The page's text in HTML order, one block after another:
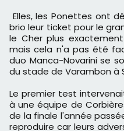
Elles, les Ponettes ont décroché, cet après-midi avec
brio leur ticket pour le
le Cher plus
mais cela n'a pas été
duo Manca-Novarini se
du stade de Varambon à
Le premier test
à une équipe de
de la finale l'année
reproduire car leurs